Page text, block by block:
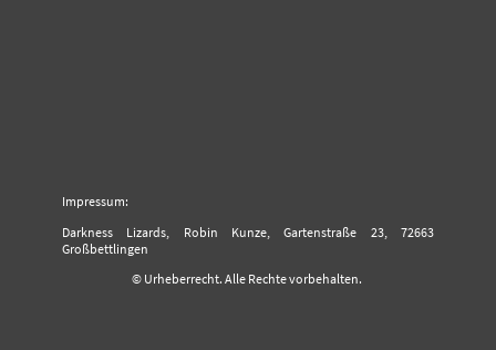
Impressum:
Darkness Lizards, Robin Kunze, Gartenstraße 23, 72663
Großbettlingen
© Urheberrecht. Alle Rechte vorbehalten.